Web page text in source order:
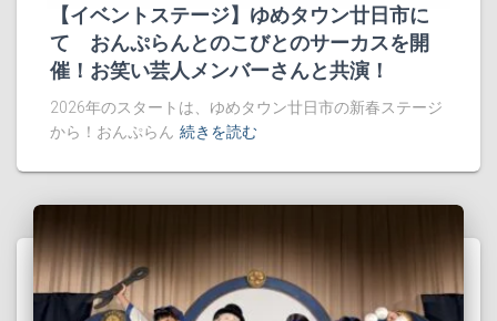
【イベントステージ】ゆめタウン廿日市に
て おんぷらんとのこびとのサーカスを開
催！お笑い芸人メンバーさんと共演！
2026年のスタートは、ゆめタウン廿日市の新春ステージ
から！おんぷらん 続きを読む